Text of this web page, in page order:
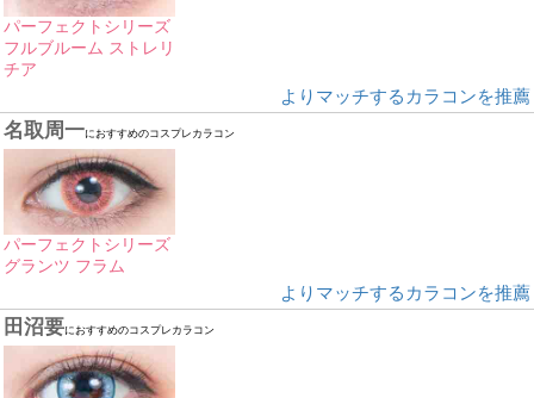
パーフェクトシリーズ
フルブルーム ストレリ
チア
よりマッチするカラコンを推薦
名取周一におすすめのコスプレカラコン
パーフェクトシリーズ
グランツ フラム
よりマッチするカラコンを推薦
田沼要におすすめのコスプレカラコン